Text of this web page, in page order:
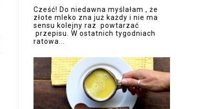
Cześć! Do niedawna myślałam , że
złote mleko zna już każdy i nie ma
sensu kolejny raz powtarzać
przepisu. W ostatnich tygodniach
ratowa...